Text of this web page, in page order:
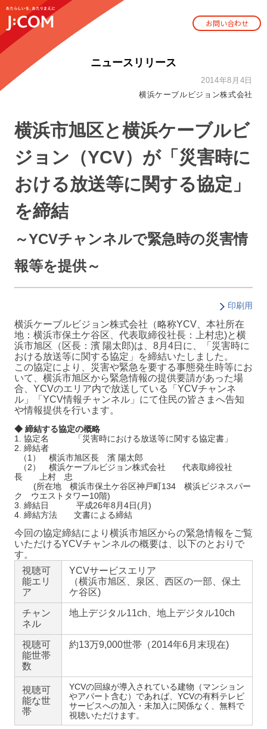
お問い合わせ
ニュースリリース
2014年8月4日
横浜ケーブルビジョン株式会社
横浜市旭区と横浜ケーブルビ
ジョン（YCV）が「災害時に
おける放送等に関する協定」
を締結
～YCVチャンネルで緊急時の災害情
報等を提供～
印刷用
横浜ケーブルビジョン株式会社（略称YCV、本社所在
地：横浜市保土ケ谷区、代表取締役社長：上村忠)と横
浜市旭区（区長：濱 陽太郎)は、8月4日に、「災害時に
おける放送等に関する協定」を締結いたしました。
この協定により、災害や緊急を要する事態発生時等にお
いて、横浜市旭区から緊急情報の提供要請があった場
合、YCVのエリア内で放送している「YCVチャンネ
ル」「YCV情報チャンネル」にて住民の皆さまへ告知
や情報提供を行います。
◆ 締結する協定の概略
1. 協定名 「災害時における放送等に関する協定書」
2. 締結者
（1） 横浜市旭区長 濱 陽太郎
（2） 横浜ケーブルビジョン株式会社 代表取締役社
長 上村 忠
(所在地 横浜市保土ケ谷区神戸町134 横浜ビジネスパー
ク ウエストタワー10階)
3. 締結日 平成26年8月4日(月)
4. 締結方法 文書による締結
今回の協定締結により横浜市旭区からの緊急情報をご覧
いただけるYCVチャンネルの概要は、以下のとおりで
す。
視聴可
能エリ
ア
YCVサービスエリア
（横浜市旭区、泉区、西区の一部、保土
ケ谷区)
チャン
ネル
地上デジタル11ch、地上デジタル10ch
視聴可
能世帯
数
約13万9,000世帯（2014年6月末現在)
視聴可
能な世
帯
YCVの回線が導入されている建物（マンション
やアパート含む）であれば、YCVの有料テレビ
サービスへの加入・未加入に関係なく、無料で
視聴いただけます。